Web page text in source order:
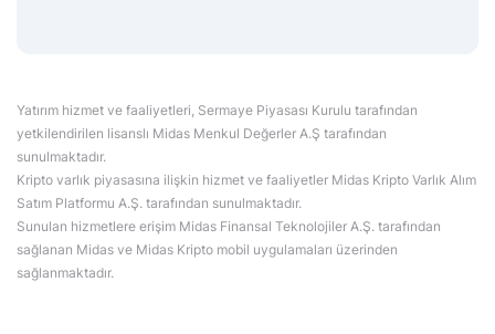
Yatırım hizmet ve faaliyetleri, Sermaye Piyasası Kurulu tarafından
yetkilendirilen lisanslı Midas Menkul Değerler A.Ş tarafından
sunulmaktadır.
Kripto varlık piyasasına ilişkin hizmet ve faaliyetler Midas Kripto Varlık Alım
Satım Platformu A.Ş. tarafından sunulmaktadır.
Sunulan hizmetlere erişim Midas Finansal Teknolojiler A.Ş. tarafından
sağlanan Midas ve Midas Kripto mobil uygulamaları üzerinden
sağlanmaktadır.